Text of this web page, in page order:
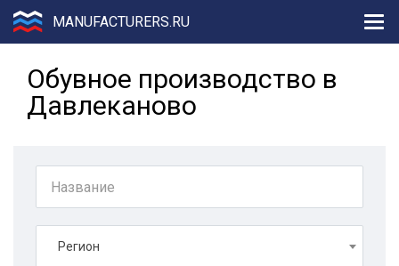
MANUFACTURERS.RU
Обувное производство в
Давлеканово
Регион